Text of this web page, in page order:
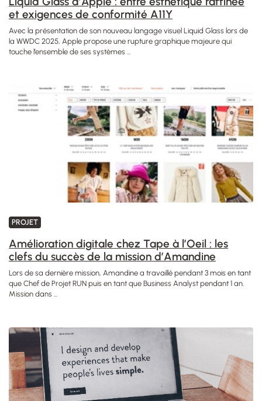
et exigences de conformité A11Y
Avec la présentation de son nouveau langage visuel Liquid Glass lors de
la WWDC 2025, Apple propose une rupture graphique majeure qui
touche l’ensemble de ses systèmes ...
PROJET
Amélioration digitale chez Tape à l’Oeil : les
clefs du succès de la mission d’Amandine
Lors de sa dernière mission, Amandine a travaillé pendant 3 mois en tant
que Chef de Projet RUN puis en tant que Business Analyst pendant 1 an.
Mission dans ...